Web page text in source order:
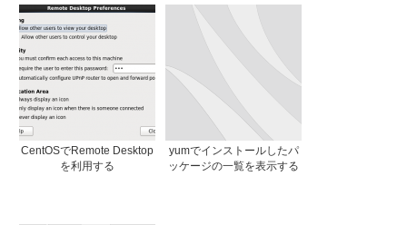
CentOSでRemote Desktop
を利用する
yumでインストールしたパ
ッケージの一覧を表示する